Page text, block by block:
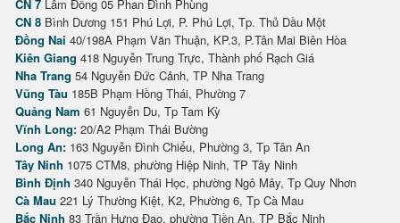
CN 7 Lâm Đồng 05 Phan Đình Phùng
CN 8 Bình Dương 151 Phú Lợi, P. Phú Lợi, Tp. Thủ Dầu Một
Đồng Nai 40/198A Phạm Văn Thuận, KP.3, P.Tân Mai Biên Hòa
Kiên Giang 418 Nguyễn Trung Trực, Thành phố Rạch Giá
Nha Trang 54 Nguyễn Đức Cảnh, TP Nha Trang
Vũng Tàu 185B Phạm Hồng Thái, Phường 7
Quảng Nam 61 Nguyễn Du, Tp Tam Kỳ
Vĩnh Long: 20/A2 Phạm Thái Bường
Long An: 163 Nguyễn Đình Chiểu, Phường 3, Tp Tân An
Tây Ninh 1075 CTM8, phường Hiệp Ninh, TP Tây Ninh
Bình Định 340 Nguyễn Thái Học, phường Ngô Mây, Tp Quy Nhơn
Cà Mau 221 Lý Thường Kiệt, K2, Phường 6, Tp Cà Mau
Bắc Ninh 83 Trần Hưng Đạo, phường Tiền An, TP Bắc Ninh